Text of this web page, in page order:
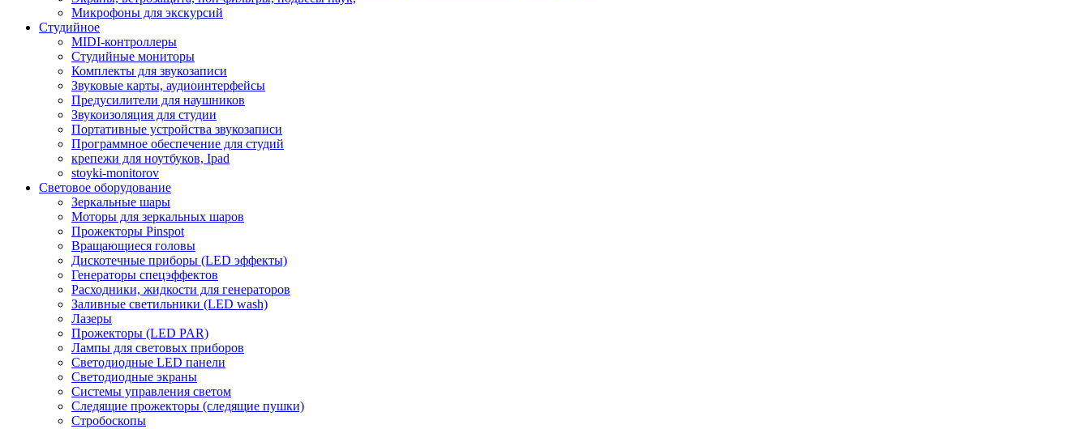
Микрофоны для экскурсий
Студийное
MIDI-контроллеры
Студийные мониторы
Комплекты для звукозаписи
Звуковые карты, аудиоинтерфейсы
Предусилители для наушников
Звукоизоляция для студии
Портативные устройства звукозаписи
Программное обеспечение для студий
крепежи для ноутбуков, Ipad
stoyki-monitorov
Световое оборудование
Зеркальные шары
Моторы для зеркальных шаров
Прожекторы Pinspot
Вращающиеся головы
Дискотечные приборы (LED эффекты)
Генераторы спецэффектов
Расходники, жидкости для генераторов
Заливные светильники (LED wash)
Лазеры
Прожекторы (LED PAR)
Лампы для световых приборов
Светодиодные LED панели
Светодиодные экраны
Системы управления светом
Следящие прожекторы (следящие пушки)
Стробоскопы